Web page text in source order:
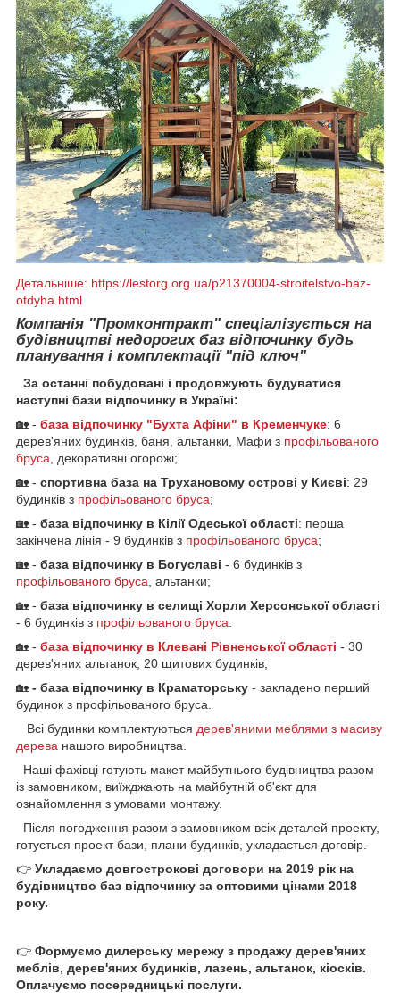
Детальніше: https://lestorg.org.ua/p21370004-stroitelstvo-baz-
otdyha.html
Компанія "Промконтракт" спеціалізується на
будівництві недорогих баз відпочинку будь
планування і комплектації "під ключ"
За останні побудовані і продовжують будуватися
наступні бази відпочинку в Україні:
🏡 - база відпочинку "Бухта Афіни" в Кременчуке: 6
дерев'яних будинків, баня, альтанки, Мафи з профільованого
бруса , декоративні огорожі;
🏡 - спортивна база на Трухановому острові у Києві: 29
будинків з профільованого бруса;
🏡 - база відпочинку в Кілії Одеської області: перша
закінчена лінія - 9 будинків з профільованого бруса;
🏡 - база відпочинку в Богуславі - 6 будинків з
профільованого бруса , альтанки;
🏡 - база відпочинку в селищі Хорли Херсонської області
- 6 будинків з профільованого бруса
🏡 - база відпочинку в Клевані Рівненської області - 30
дерев'яних альтанок, 20 щитових будинків;
🏡 - база відпочинку в Краматорську - закладено перший
будинок з профільованого бруса.
Всі будинки комплектуються дерев'яними меблями з масиву
дерева нашого виробництва.
Наші фахівці готують макет майбутнього будівництва разом
із замовником, виїжджають на майбутній об'єкт для
ознайомлення з умовами монтажу.
Після погодження разом з замовником всіх деталей проекту,
готується проект бази, плани будинків, укладається договір.
👉 Укладаємо довгострокові договори на 2019 рік на
будівництво баз відпочинку за оптовими цінами 2018
року.
👉 Формуємо дилерську мережу з продажу дерев'яних
меблів, дерев'яних будинків, лазень, альтанок, кіосків.
Оплачуємо посередницькі послуги.